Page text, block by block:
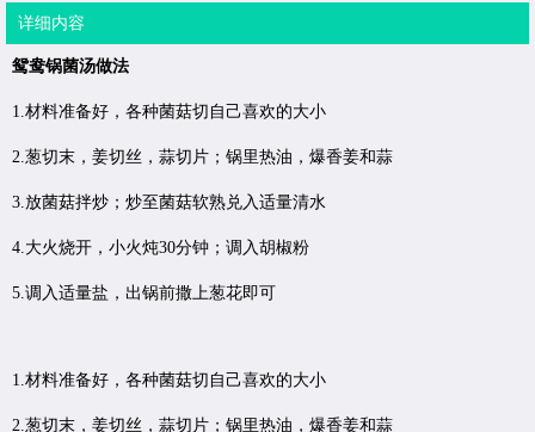
详细内容
鸳鸯锅菌汤做法
1.材料准备好，各种菌菇切自己喜欢的大小
2.葱切末，姜切丝，蒜切片；锅里热油，爆香姜和蒜
3.放菌菇拌炒；炒至菌菇软熟兑入适量清水
4.大火烧开，小火炖30分钟；调入胡椒粉
5.调入适量盐，出锅前撒上葱花即可
1.材料准备好，各种菌菇切自己喜欢的大小
2.葱切末，姜切丝，蒜切片；锅里热油，爆香姜和蒜